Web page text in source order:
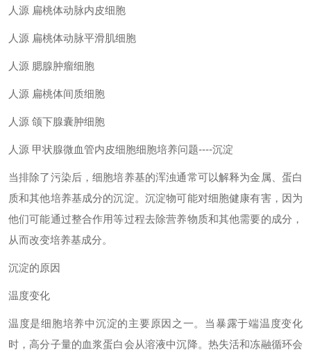
人源 扁桃体动脉内皮细胞
人源 扁桃体动脉平滑肌细胞
人源 腮腺肿瘤细胞
人源 扁桃体间质细胞
人源 颌下腺囊肿细胞
人源 甲状腺微血管内皮细胞细胞培养问题----沉淀
当排除了污染后，细胞培养基的浑浊通常可以解释为金属、蛋白
质和其他培养基成分的沉淀。沉淀物可能对细胞健康有害，因为
他们可能通过整合作用等过程去除营养物质和其他需要的成分，
从而改变培养基成分。
沉淀的原因
温度变化
温度是细胞培养中沉淀的主要原因之一。当暴露于端温度变化
时，高分子量的血浆蛋白会从溶液中沉降。热失活和冻融循环会